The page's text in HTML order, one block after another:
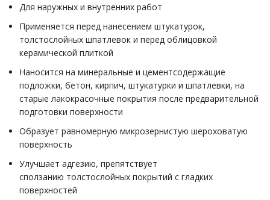
Для наружных и внутренних работ
Применяется перед нанесением штукатурок,
толстослойных шпатлевок и перед облицовкой
керамической плиткой
Наносится на минеральные и цементсодержащие
подложки, бетон, кирпич, штукатурки и шпатлевки, на
старые лако­красочные покрытия после предварительной
подготовки поверхности
Oбразует равномерную микрозернистую шероховатую
поверхность
Улучшает адгезию, препятствует
сползанию толстослойных покрытий с гладких
поверхностей